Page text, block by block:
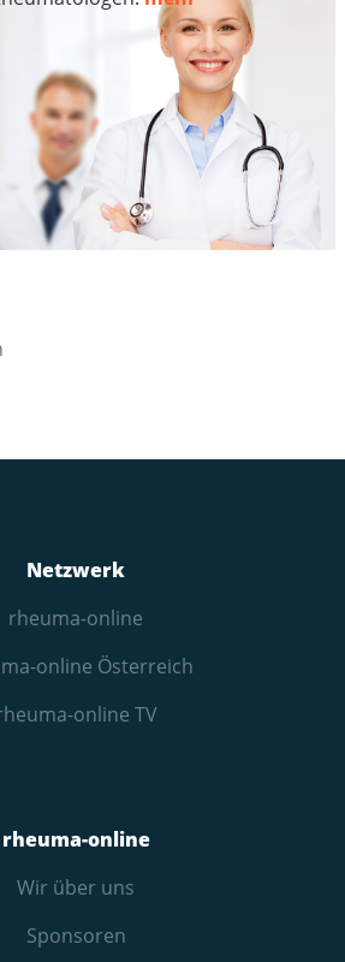
Netzwerk
rheuma-online
online Österreich
online TV
rheuma-online
Wir über uns
Sponsoren